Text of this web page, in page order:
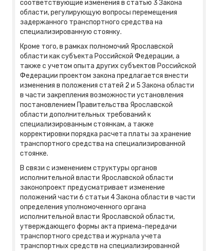
соответствующие изменения в статью 3 Закона
области, регулирующую вопросы перемещения
задержанного транспортного средства на
специализированную стоянку.
Кроме того, в рамках полномочий Ярославской
области как субъекта Российской Федерации, а
также с учетом опыта других субъектов Российской
Федерации проектом закона предлагается внести
изменения в положения статей 2 и 5 Закона области
в части закрепления возможности установления
постановлением Правительства Ярославской
области дополнительных требований к
специализированным стоянкам, а также
корректировки порядка расчета платы за хранение
транспортного средства на специализированной
стоянке.
В связи с изменением структуры органов
исполнительной власти Ярославской области
законопроект предусматривает изменение
положений части 6 статьи 4 Закона области в части
определения уполномоченного органа
исполнительной власти Ярославской области,
утверждающего формы акта приема-передачи
транспортного средства и журнала учета
транспортных средств на специализированной